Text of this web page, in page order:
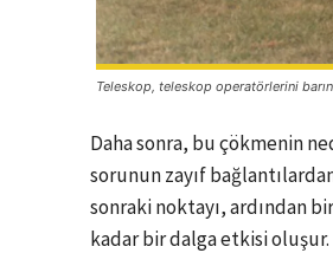
Teleskop, teleskop operatörlerini
Daha sonra, bu çökmenin
sorunun zayıf
sonraki noktayı, ardından
kadar bir dalga etkisi